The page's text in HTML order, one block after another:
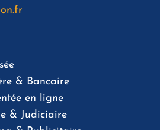
& Bancaire
en ligne
& Judiciaire